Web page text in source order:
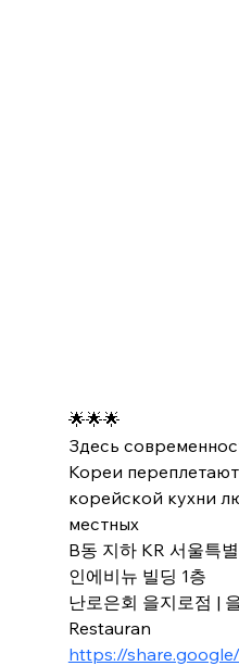
🌟🌟🌟
Здесь
Кореи
корейской кухни
местных
B동 지하 KR 서울특
인에비뉴 빌딩 1층
난로은회 을지로점 |
Restauran
https://